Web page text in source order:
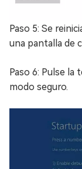
Paso 5: Se
una pantalla de
Paso 6: Pulse la
modo seguro.